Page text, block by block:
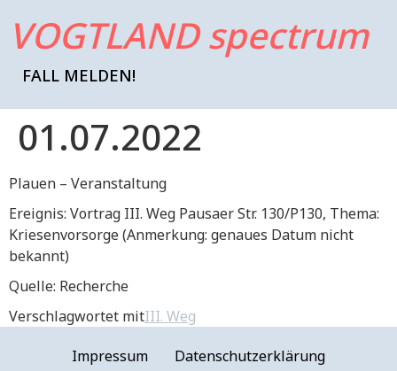
VOGTLAND spectrum
FALL MELDEN!
01.07.2022
Plauen – Veranstaltung
Ereignis: Vortrag III. Weg Pausaer Str. 130/P130, Thema:
Kriesenvorsorge (Anmerkung: genaues Datum nicht
bekannt)
Quelle: Recherche
Verschlagwortet mitIII. Weg
Impressum
Datenschutzerklärung